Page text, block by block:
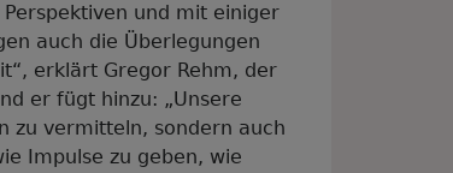
und mit einiger
auch die Überlegungen
erklärt Gregor Rehm, der
er fügt hinzu: „Unsere
zu vermitteln, sondern auch
Impulse zu geben, wie